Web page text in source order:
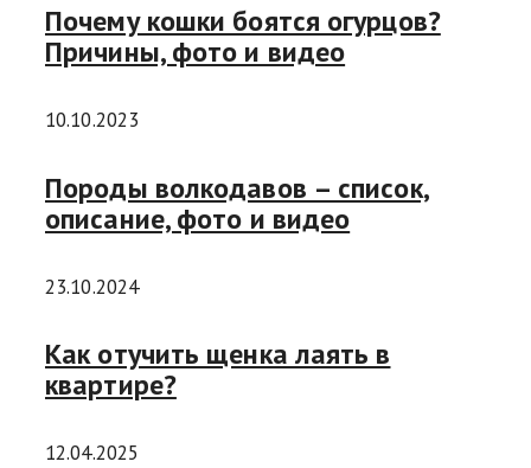
Почему кошки боятся огурцов?
Причины, фото и видео
10.10.2023
Породы волкодавов – список,
описание, фото и видео
23.10.2024
Как отучить щенка лаять в
квартире?
12.04.2025